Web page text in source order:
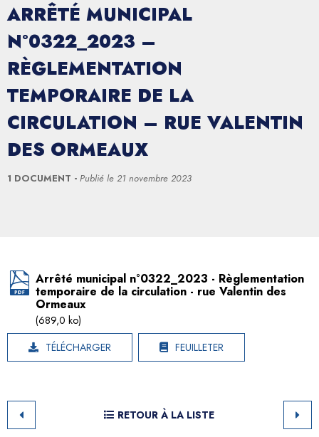
ARRÊTÉ MUNICIPAL
N°0322_2023 –
RÈGLEMENTATION
TEMPORAIRE DE LA
CIRCULATION – RUE VALENTIN
DES ORMEAUX
1 DOCUMENT Publié le 21 novembre 2023
Arrêté municipal n°0322_2023 - Règlementation
temporaire de la circulation - rue Valentin des
Ormeaux
(689,0 ko)
TÉLÉCHARGER
FEUILLETER
RETOUR À LA LISTE